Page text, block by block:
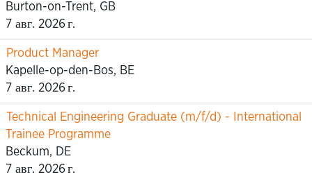
Burton-on-Trent, GB
7 авг. 2026 г.
Product Manager
Kapelle-op-den-Bos, BE
7 авг. 2026 г.
Technical Engineering Graduate (m/f/d) - International
Trainee Programme
Beckum, DE
7 авг. 2026 г.